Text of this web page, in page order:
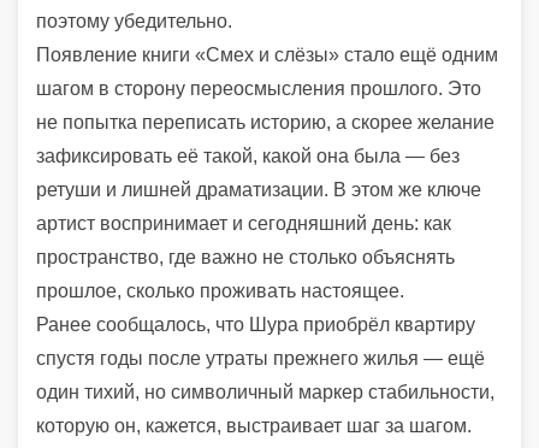
поэтому убедительно.
Появление книги «Смех и слёзы» стало ещё одним
шагом в сторону переосмысления прошлого. Это
не попытка переписать историю, а скорее желание
зафиксировать её такой, какой она была — без
ретуши и лишней драматизации. В этом же ключе
артист воспринимает и сегодняшний день: как
пространство, где важно не столько объяснять
прошлое, сколько проживать настоящее.
Ранее сообщалось, что Шура приобрёл квартиру
спустя годы после утраты прежнего жилья — ещё
один тихий, но символичный маркер стабильности,
которую он, кажется, выстраивает шаг за шагом.